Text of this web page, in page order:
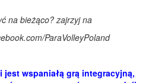
na bieżąco? zajrzyj na
ParaVolleyPoland
jest wspaniałą grą integracyjną,